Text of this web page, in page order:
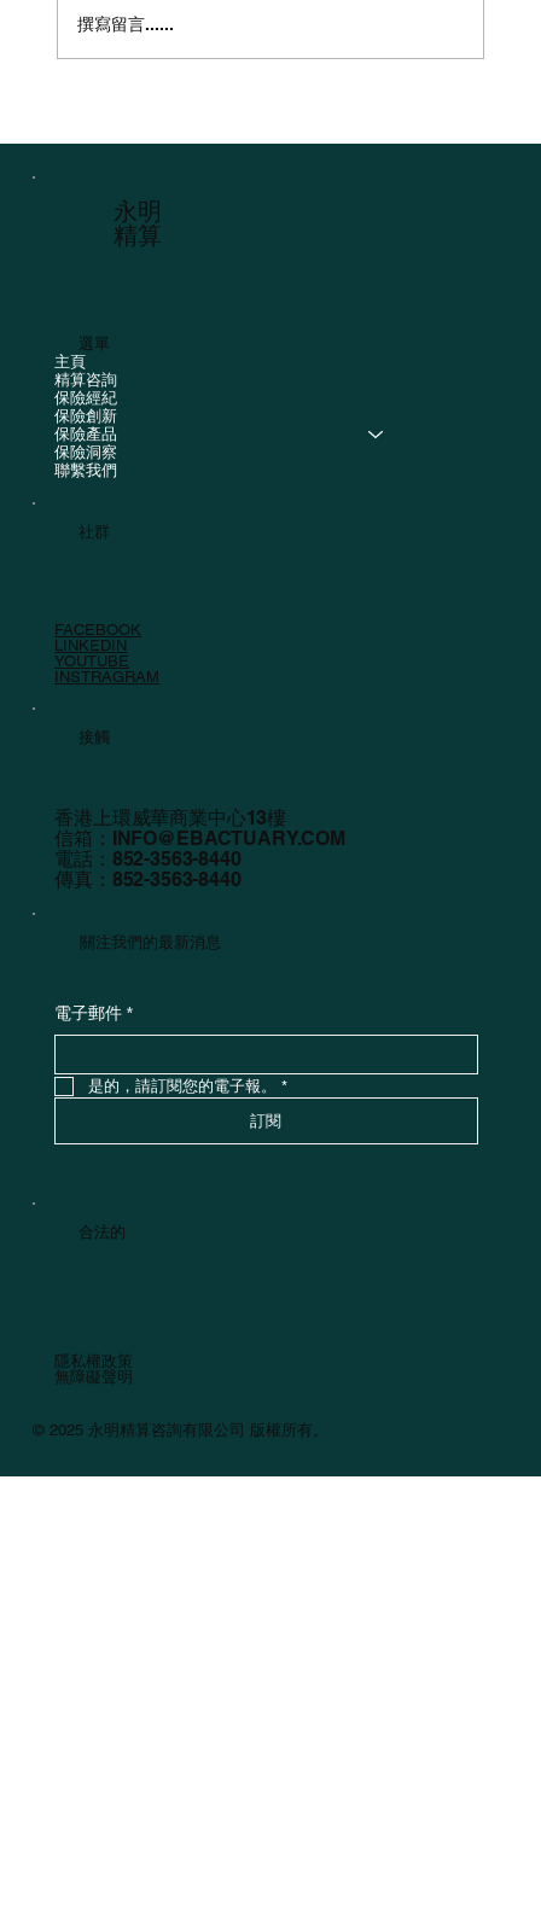
險）現況分析報告
撰寫留言......
​永明
精算
選單
主頁
精算咨詢
保險經紀
保險創新
保險產品
保險洞察
聯繫我們
社群
FACEBOOK
LINKEDIN
YOUTUBE
INSTRAGRAM
接觸
香港上環威華商業中心13樓
信箱： INFO@EBACTUARY.COM
電話：852-3563-8440
傳真：852-3563-8440
關注我們的最新消息
電子郵件 *
是的，請訂閱您的電子報。
*
訂閱
合法的
隱私權政策
無障礙聲明
© 2025 永明精算咨詢有限公司 版權所有。